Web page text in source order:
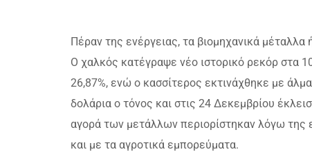
Πέραν της ενέργειας, τα βιομηχανικά
Ο χαλκός κατέγραψε νέο ιστορικό ρεκόρ στα
26,87%, ενώ ο κασσίτερος εκτινάχθηκε με
δολάρια ο τόνος και στις 24 Δεκεμβρίου
αγορά των μετάλλων περιορίστηκαν λόγω της
και με τα αγροτικά εμπορεύματα.